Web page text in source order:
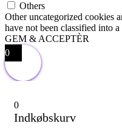
Others
Other uncategorized cookies
have not been classified into a
GEM & ACCEPTÈR
0
0
Indkøbskurv